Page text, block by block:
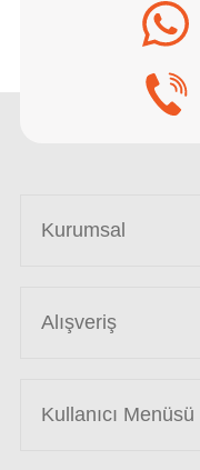
Kurumsal
Alışveriş
Kullanıcı Menüsü